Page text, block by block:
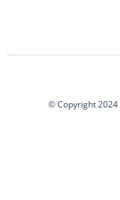
© Copyright